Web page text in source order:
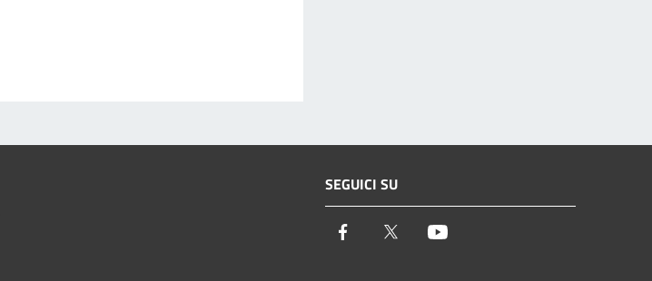
SEGUICI SU
Facebook Twitter